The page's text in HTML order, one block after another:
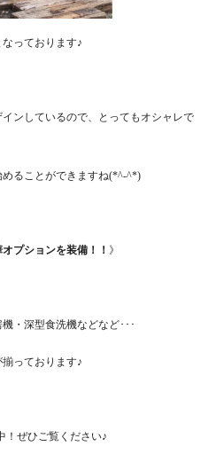
っております♪
ンしているので、とってもオシャレで
ることができますね(*^-^*)
プションを装備！！ 》
・深型食洗機などなど･･･
っております♪
！ぜひご覧ください♪